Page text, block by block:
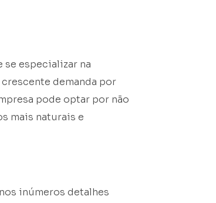
se especializar na
demanda por
pode optar por não
mais naturais e
inúmeros detalhes